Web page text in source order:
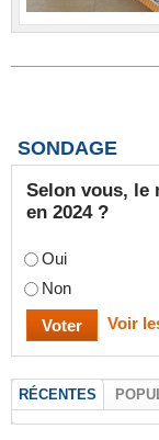
SONDAGE
Selon vous, le
en 2024 ?
Oui
Non
Voir
RÉCENTES